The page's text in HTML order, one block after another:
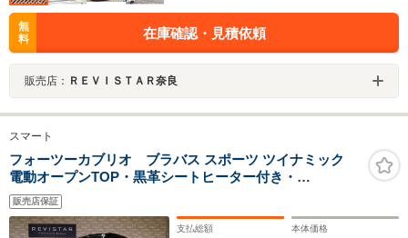
無
料
在庫確認・見積依頼
販売店： ＲＥＶＩＳＴＡＲ奈良
スマート
フォーツーカブリオ ブラバス スポーツ ツイナミック
電動オープンTOP・黒革シートヒーター付き・
Bluteooth・USB・クルーズコントロール・追突警告機
能・レーンキーピングアシスト・コーナーセンサー・デ
イライト・パドルシフト・オートライト
販売店保証
支払総額 本体価格